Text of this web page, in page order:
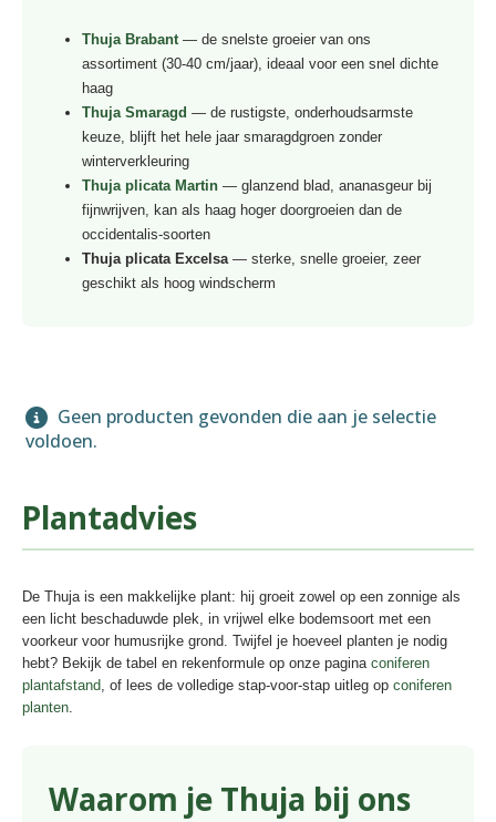
Thuja Brabant— de snelste groeier van ons
assortiment (30-40 cm/jaar), ideaal voor een snel dichte
haag
Thuja Smaragd — de rustigste, onderhoudsarmste
keuze, blijft het hele jaar smaragdgroen zonder
winterverkleuring
Thuja plicata Martin— glanzend blad, ananasgeur bij
fijnwrijven, kan als haag hoger doorgroeien dan de
occidentalis-soorten
Thuja plicata Excelsa— sterke, snelle groeier, zeer
geschikt als hoog windscherm
Geen producten gevonden die aan je selectie
voldoen.
Plantadvies
De Thuja is een makkelijke plant: hij groeit zowel op een zonnige als
een licht beschaduwde plek, in vrijwel elke bodemsoort met een
voorkeur voor humusrijke grond. Twijfel je hoeveel planten je nodig
hebt? Bekijk de tabel en rekenformule op onze pagina coniferen
plantafstand, of lees de volledige stap-voor-stap uitleg op coniferen
planten.
Waarom je Thuja bij ons